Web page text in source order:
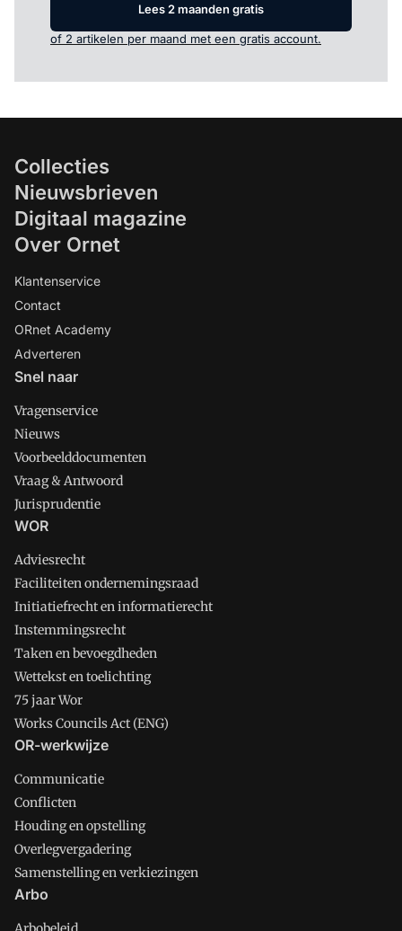
Lees 2 maanden gratis
of 2 artikelen per maand met een gratis account.
Collecties
Nieuwsbrieven
Digitaal magazine
Over Ornet
Klantenservice
Contact
ORnet Academy
Adverteren
Snel naar
Vragenservice
Nieuws
Voorbeelddocumenten
Vraag & Antwoord
Jurisprudentie
WOR
Adviesrecht
Faciliteiten ondernemingsraad
Initiatiefrecht en informatierecht
Instemmingsrecht
Taken en bevoegdheden
Wettekst en toelichting
75 jaar Wor
Works Councils Act (ENG)
OR-werkwijze
Communicatie
Conflicten
Houding en opstelling
Overlegvergadering
Samenstelling en verkiezingen
Arbo